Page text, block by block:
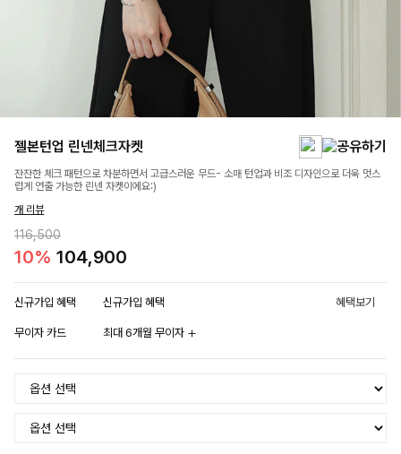
젤본턴업 린넨체크자켓
잔잔한 체크 패턴으로 차분하면서 고급스러운 무드- 소매 턴업과 비조 디자인으로 더욱 멋스
럽게 연출 가능한 린넨 자켓이에요:)
개 리뷰
116,500
10% 104,900
신규가입 혜택 신규가입 혜택 혜택보기
무이자 카드 최대 6개월 무이자